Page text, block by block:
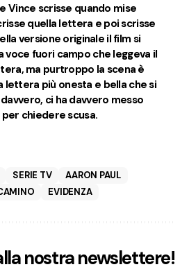
Vince scrisse quando mise
quella lettera e poi scrisse
versione originale il film si
voce fuori campo che leggeva il
ma purtroppo la scena è
lettera più onesta e bella che si
ci ha davvero messo
chiedere scusa.
SERIE TV
AARON PAUL
EVIDENZA
nostra newslettere!